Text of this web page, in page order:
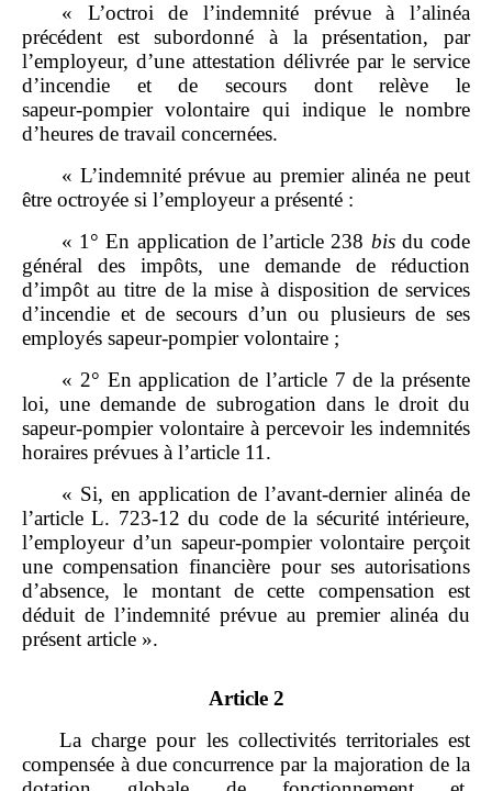
« L’octroi de l’indemnité prévue à l’alinéa
précédent est subordonné à la présentation, par
l’employeur, d’une attestation délivrée par le service
d’incendie et de secours dont relève le
sapeur‑pompier volontaire qui indique le nombre
d’heures de travail concernées.
« L’indemnité prévue au premier alinéa ne peut
être octroyée si l’employeur a présenté :
« 1° En application de l’article 238 bisdu code
général des impôts, une demande de réduction
d’impôt au titre de la mise à disposition de services
d’incendie et de secours d’un ou plusieurs de ses
employés sapeur‑pompier volontaire ;
« 2° En application de l’article 7 de la présente
loi, une demande de subrogation dans le droit du
sapeur‑pompier volontaire à percevoir les indemnités
horaires prévues à l’article 11.
« Si, en application de l’avant‑dernier alinéa de
l’article L. 723‑12 du code de la sécurité intérieure,
l’employeur d’un sapeur‑pompier volontaire perçoit
une compensation financière pour ses autorisations
d’absence, le montant de cette compensation est
déduit de l’indemnité prévue au premier alinéa du
présent article ».
Article 2
La charge pour les collectivités territoriales est
compensée à due concurrence par la majoration de la